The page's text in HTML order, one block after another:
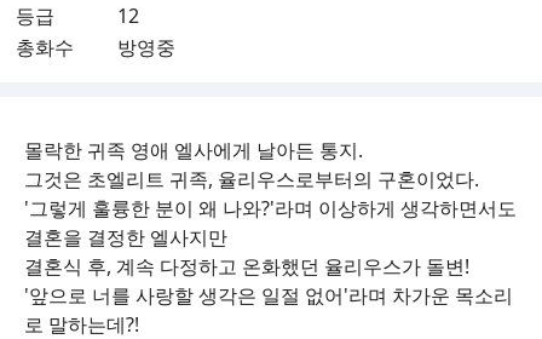
등급
12
총화수
방영중
몰락한 귀족 영애 엘사에게 날아든 통지.
그것은 초엘리트 귀족, 율리우스로부터의 구혼이었다.
'그렇게 훌륭한 분이 왜 나와?'라며 이상하게 생각하면서도
결혼을 결정한 엘사지만
결혼식 후, 계속 다정하고 온화했던 율리우스가 돌변!
'앞으로 너를 사랑할 생각은 일절 없어'라며 차가운 목소리
로 말하는데?!